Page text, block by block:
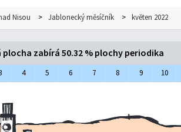
Nisou > Jablonecký měsíčník > květen 2022
zabírá 50.32 % plochy periodika
4 5 6 7 8 9 10